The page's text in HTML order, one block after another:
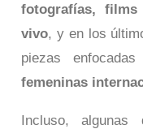
fotografías,
vivo, y en los
piezas
femeninas
Incluso,